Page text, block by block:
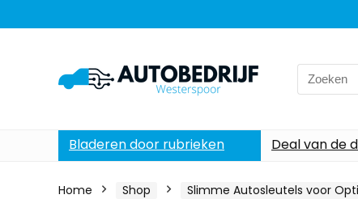
Search
for:
Bladeren door rubrieken Deal van de
Home Shop Slimme Autosleutels voor